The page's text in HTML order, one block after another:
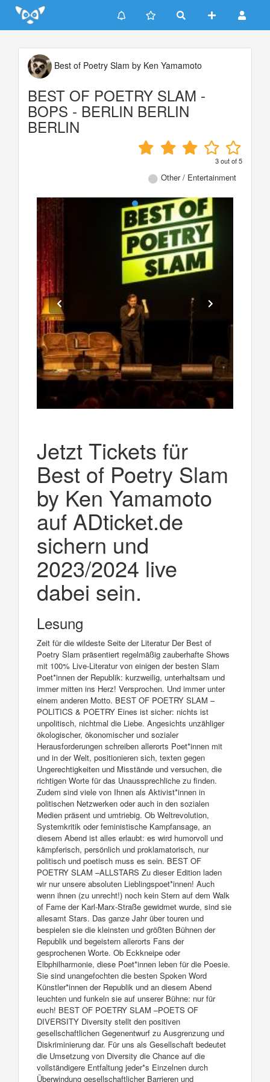
Update cookies preferences
Best of Poetry Slam by Ken Yamamoto
BEST OF POETRY SLAM -
BOPS - BERLIN BERLIN
BERLIN
3out of5
Other / Entertainment
Jetzt Tickets für
Best of Poetry Slam
by Ken Yamamoto
auf ADticket.de
sichern und
2023/2024 live
dabei sein.
Lesung
Zeit für die wildeste Seite der Literatur Der Best of
Poetry Slam präsentiert regelmäßig zauberhafte Shows
mit 100% Live-Literatur von einigen der besten Slam
Poet*innen der Republik: kurzweilig, unterhaltsam und
immer mitten ins Herz! Versprochen. Und immer unter
einem anderen Motto. BEST OF POETRY SLAM –
POLITICS & POETRY Eines ist sicher: nichts ist
unpolitisch, nichtmal die Liebe. Angesichts unzähliger
ökologischer, ökonomischer und sozialer
Herausforderungen schreiben allerorts Poet*innen mit
und in der Welt, positionieren sich, texten gegen
Ungerechtigkeiten und Misstände und versuchen, die
richtigen Worte für das Unaussprechliche zu finden.
Zudem sind viele von Ihnen als Aktivist*innen in
politischen Netzwerken oder auch in den sozialen
Medien präsent und umtriebig. Ob Weltrevolution,
Systemkritik oder feministische Kampfansage, an
diesem Abend ist alles erlaubt: es wird humorvoll und
kämpferisch, persönlich und proklamatorisch, nur
politisch und poetisch muss es sein. BEST OF
POETRY SLAM –ALLSTARS Zu dieser Edition laden
wir nur unsere absoluten Lieblingspoet*innen! Auch
wenn ihnen (zu unrecht!) noch kein Stern auf dem Walk
of Fame der Karl-Marx-Straße gewidmet wurde, sind sie
allesamt Stars. Das ganze Jahr über touren und
bespielen sie die kleinsten und größten Bühnen der
Republik und begeistern allerorts Fans der
gesprochenen Worte. Ob Eckkneipe oder
Elbphilharmonie, diese Poet*innen leben für die Poesie.
Sie sind unangefochten die besten Spoken Word
Künstler*innen der Republik und an diesem Abend
leuchten und funkeln sie auf unserer Bühne: nur für
euch! BEST OF POETRY SLAM –POETS OF
DIVERSITY Diversity stellt den positiven
gesellschaftlichen Gegenentwurf zu Ausgrenzung und
Diskriminierung dar. Für uns als Gesellschaft bedeutet
die Umsetzung von Diversity die Chance auf die
vollständigere Entfaltung jeder*s Einzelnen durch
Überwindung gesellschaftlicher Barrieren und